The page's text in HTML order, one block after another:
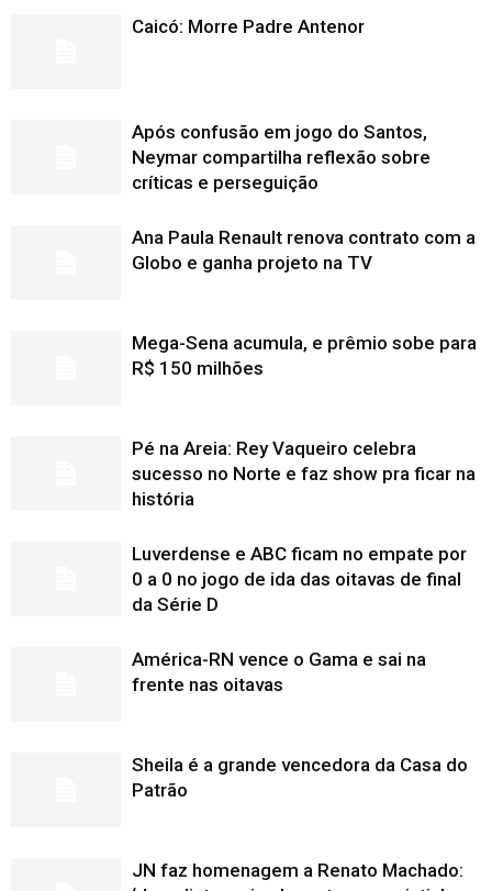
Caicó: Morre Padre Antenor
Após confusão em jogo do Santos,
Neymar compartilha reflexão sobre
críticas e perseguição
Ana Paula Renault renova contrato com a
Globo e ganha projeto na TV
Mega-Sena acumula, e prêmio sobe para
R$ 150 milhões
Pé na Areia: Rey Vaqueiro celebra
sucesso no Norte e faz show pra ficar na
história
Luverdense e ABC ficam no empate por
0 a 0 no jogo de ida das oitavas de final
da Série D
América-RN vence o Gama e sai na
frente nas oitavas
Sheila é a grande vencedora da Casa do
Patrão
JN faz homenagem a Renato Machado: